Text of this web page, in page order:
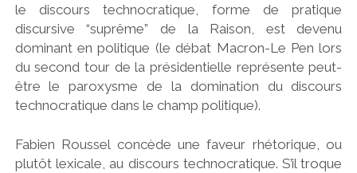
le discours technocratique, forme de pratique
discursive “suprême” de la Raison, est devenu
dominant en politique (le débat Macron-Le Pen lors
du second tour de la présidentielle représente peut-
être le paroxysme de la domination du discours
technocratique dans le champ politique).
Fabien Roussel concède une faveur rhétorique, ou
plutôt lexicale, au discours technocratique. S’il troque